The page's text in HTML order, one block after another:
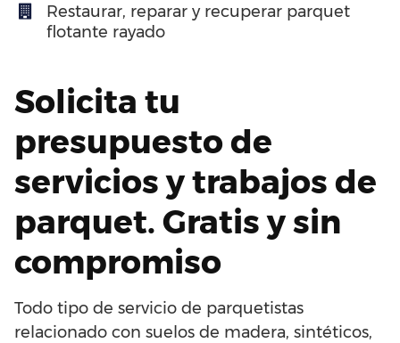
Restaurar, reparar y recuperar parquet
flotante rayado
Solicita tu
presupuesto de
servicios y trabajos de
parquet. Gratis y sin
compromiso
Todo tipo de servicio de parquetistas
relacionado con suelos de madera, sintéticos,